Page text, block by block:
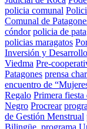
policia comunal
Comunal de
cóndor policia de
policias maragatos
Inversión y
Viedma Pre-
Patagones prensa
encuentro de
Regalo Primera fiesta
Negro Procrear
de Gestión Menstrual
Bilingüe. programa